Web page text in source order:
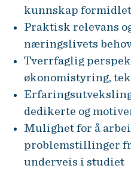
kunnskap
Praktisk relevans
næringslivets
Tverrfaglig
økonomistyring,
dedikerte og
Mulighet for å
problemstillinger
underveis i studiet